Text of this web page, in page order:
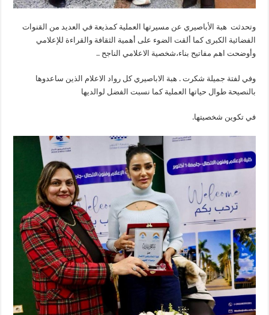
وتحدثت هبة الأباصيري عن مسيرتها العملية كمذيعة في العديد من القنوات
الفضائية الكبرى كما ألقت الضوء على أهمية الثقافة والقراءة للإعلامي
وأوضحت اهم مفاتيح بناء،شخصية الاعلامي الناجح ..
وفي لفتة جميلة شكرت . هبة الاباصيري كل رواد الاعلام الذين ساعدوها
بالنصيحة طوال حياتها العملية كما نسبت الفضل لوالديها
في تكوين شخصيتها.